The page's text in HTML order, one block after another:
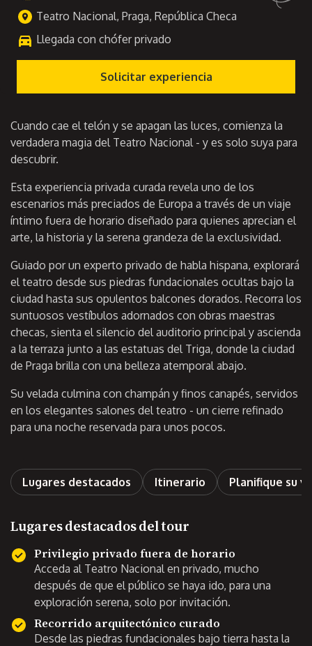
Teatro Nacional, Praga, República Checa
Llegada con chófer privado
Solicitar experiencia
Cuando cae el telón y se apagan las luces, comienza la
verdadera magia del Teatro Nacional - y es solo suya para
descubrir.
Esta experiencia privada curada revela uno de los
escenarios más preciados de Europa a través de un viaje
íntimo fuera de horario diseñado para quienes aprecian el
arte, la historia y la serena grandeza de la exclusividad.
Guiado por un experto privado de habla hispana, explorará
el teatro desde sus piedras fundacionales ocultas bajo la
ciudad hasta sus opulentos balcones dorados. Recorra los
suntuosos vestíbulos adornados con obras maestras
checas, sienta el silencio del auditorio principal y ascienda
a la terraza junto a las estatuas del Triga, donde la ciudad
de Praga brilla con una belleza atemporal abajo.
Su velada culmina con champán y finos canapés, servidos
en los elegantes salones del teatro - un cierre refinado
para una noche reservada para unos pocos.
Lugares destacados Itinerario Planifique su
Lugares destacados del tour
Privilegio privado fuera de horario
Acceda al Teatro Nacional en privado, mucho
después de que el público se haya ido, para una
exploración serena, solo por invitación.
Recorrido arquitectónico curado
Desde las piedras fundacionales bajo tierra hasta la